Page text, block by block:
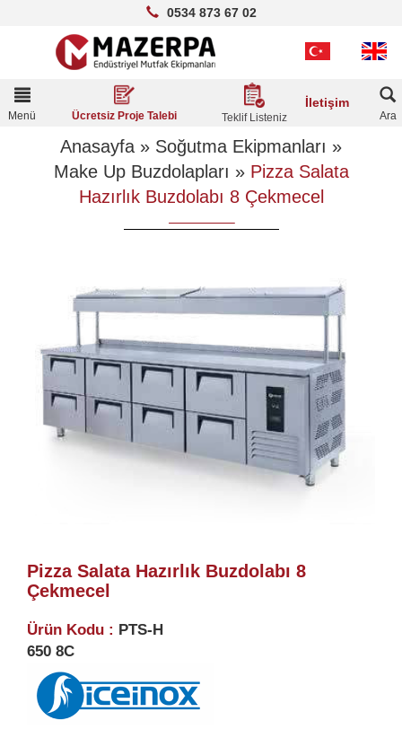
0534 873 67 02
Toggle
navigation
Menü Ücretsiz Proje Talebi Teklif Listeniz
İletişim
Ara
Anasayfa » Soğutma Ekipmanları »
Make Up Buzdolapları » Pizza Salata
Hazırlık Buzdolabı 8 Çekmecel
Pizza Salata Hazırlık Buzdolabı 8
Çekmecel
Ürün Kodu : PTS-H
650 8C